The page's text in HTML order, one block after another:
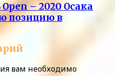
– 2020 Осака
позицию в
вам необходимо